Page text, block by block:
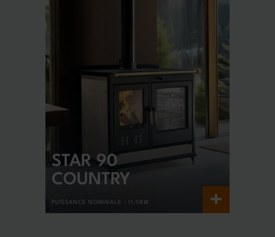
STAR 90
COUNTRY
PUISSANCE NOMINALE : 11.0KW +